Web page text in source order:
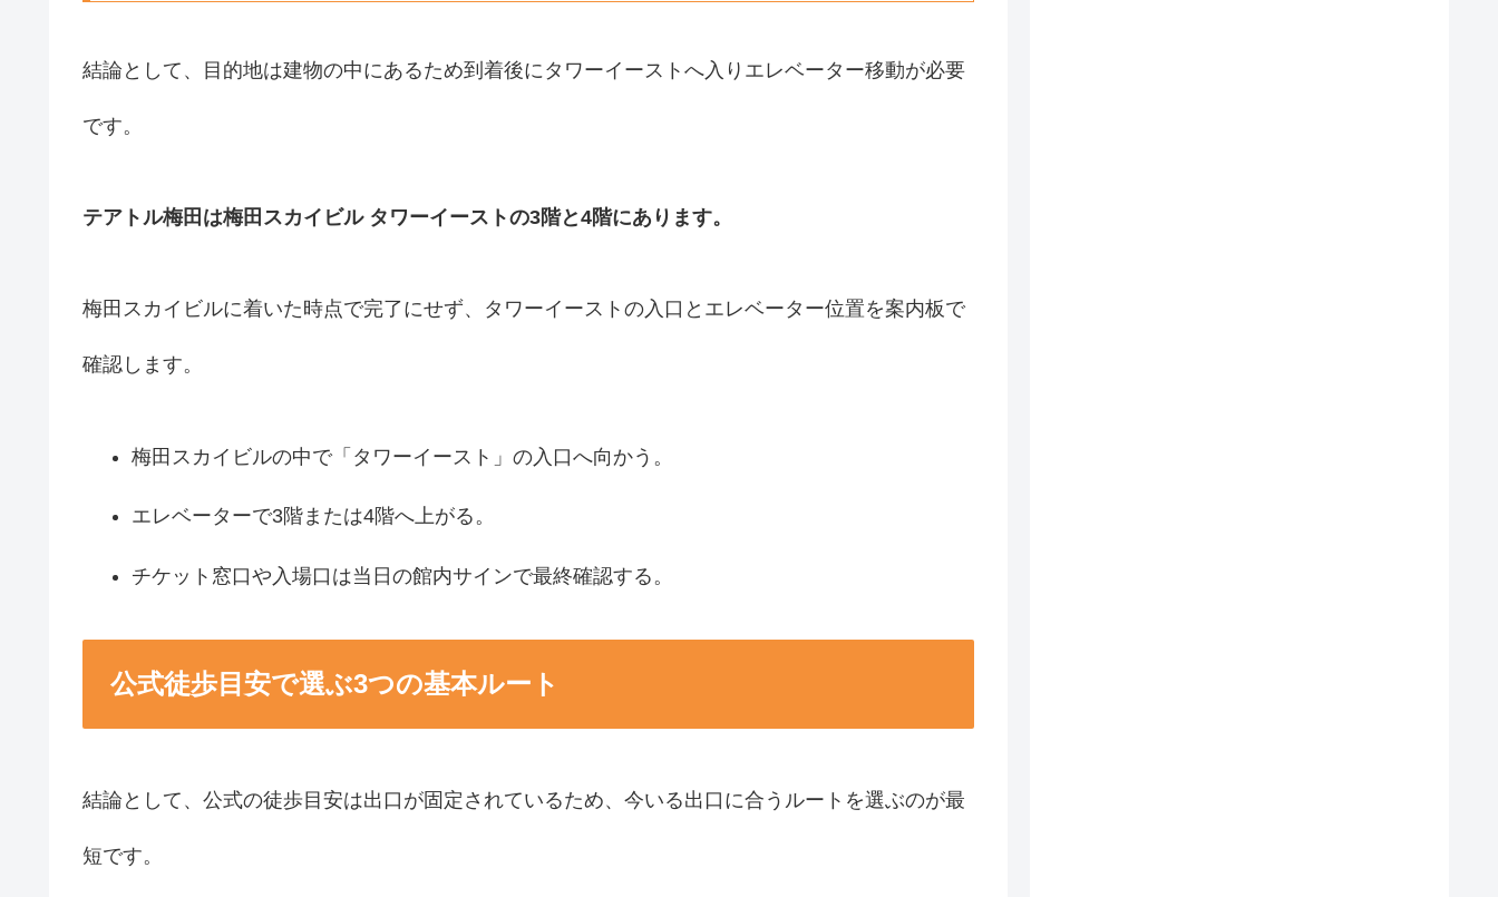
結論として、目的地は建物の中にあるため到着後にタワーイーストへ入りエレベーター移動が必要
です。
テアトル梅田は梅田スカイビル タワーイーストの3階と4階にあります。
梅田スカイビルに着いた時点で完了にせず、タワーイーストの入口とエレベーター位置を案内板で
確認します。
梅田スカイビルの中で「タワーイースト」の入口へ向かう。
エレベーターで3階または4階へ上がる。
チケット窓口や入場口は当日の館内サインで最終確認する。
公式徒歩目安で選ぶ3つの基本ルート
結論として、公式の徒歩目安は出口が固定されているため、今いる出口に合うルートを選ぶのが最
短です。